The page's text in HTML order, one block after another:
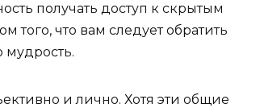
получать доступ к скрытым
что вам следует обратить
и лично. Хотя эти общие